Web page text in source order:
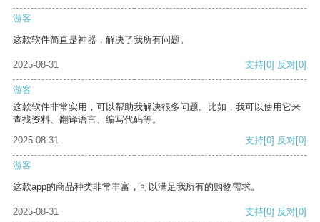
游客
这款软件简直是神器，解决了我所有问题。
2025-08-31 支持[0] 反对[0]
游客
这款软件非常实用，可以帮助我解决很多问题。比如，我可以使用它来
查找资料、翻译语言、编写代码等。
2025-08-31
支持[0] 反对[0]
游客
这款app的商品种类非常丰富，可以满足我所有的购物需求。
2025-08-31 支持[0] 反对[0]